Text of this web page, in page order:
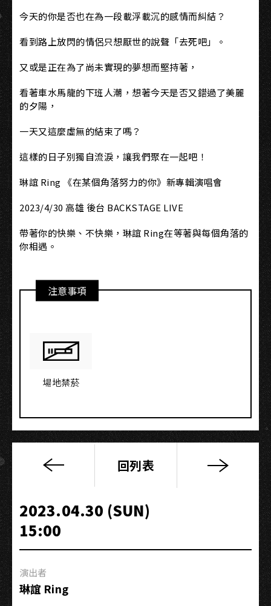
今天的你是否也在為一段載浮載沉的感情而糾結？
看到路上放閃的情侶只想厭世的說聲「去死吧」。
又或是正在為了尚未實現的夢想而堅持著，
看著車水馬龍的下班人潮，想著今天是否又錯過了美麗
的夕陽，
一天又這麼虛無的結束了嗎？
這樣的日子別獨自流淚，讓我們聚在一起吧！
琳誼 Ring 《在某個角落努力的你》新專輯演唱會
2023/4/30 高雄 後台 BACKSTAGE LIVE
帶著你的快樂、不快樂，琳誼 Ring在等著與每個角落的
你相遇。
注意事項
場地禁菸
洪
妮
2023
春
季
迴
回列表
2023.04.30 (SUN)
15:00
演出者
琳誼 Ring